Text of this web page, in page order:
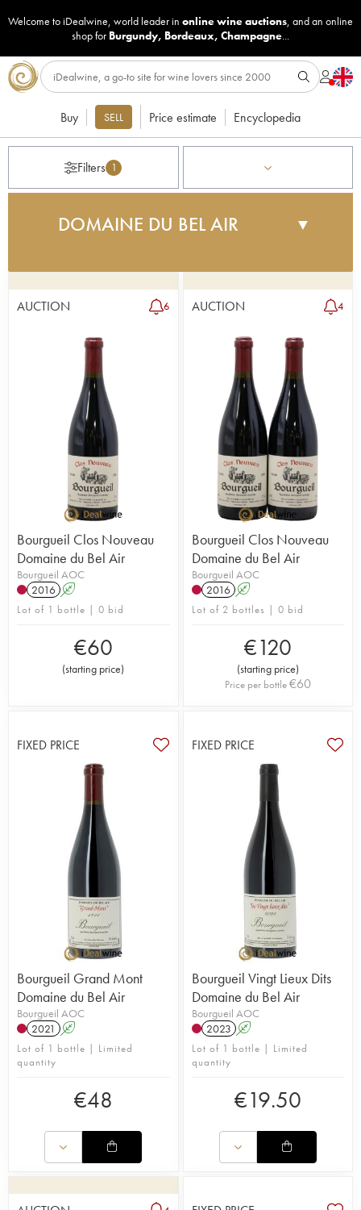
Welcome to iDealwine, world leader in online wine auctions, and an online
shop for Burgundy, Bordeaux, Champagne...
Buy SELL Price estimate Encyclopedia
Filters 1
DOMAINE DU BEL AIR ▼
Loire valley. Over time, he achieved a solid
reputation thanks to his work and his profound
and both insist on applying methods which respect
the environment.
AUCTION 6
Bourgueil Clos Nouveau
Domaine du Bel Air
Bourgueil AOC
2016 A
Lot of 1 bottle | 0 bid
€60
(starting price)
AUCTION 4
Bourgueil Clos Nouveau
Domaine du Bel Air
Bourgueil AOC
2016 A
Lot of 2 bottles | 0 bid
€120
(starting price)
Price per bottle€60
FIXED PRICE
Bourgueil Grand Mont
Domaine du Bel Air
Bourgueil AOC
2021
A
Lot of 1 bottle | Limited
quantity
€48
FIXED PRICE
Bourgueil Vingt Lieux Dits
Domaine du Bel Air
Bourgueil AOC
2023 A
Lot of 1 bottle | Limited
quantity
€19.50